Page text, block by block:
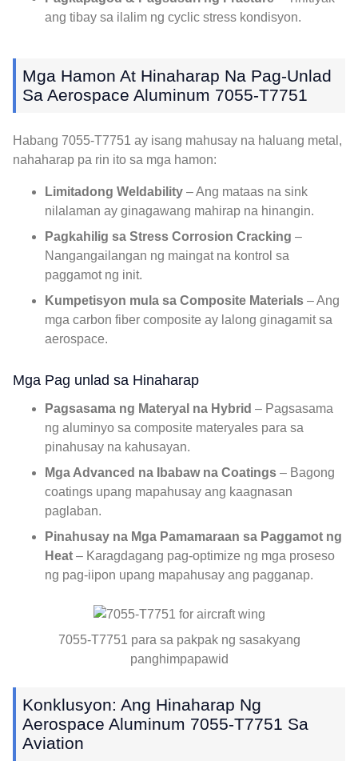
ang tibay sa ilalim ng cyclic stress kondisyon.
Mga Hamon At Hinaharap Na Pag-Unlad
Sa Aerospace Aluminum 7055-T7751
Habang 7055-T7751 ay isang mahusay na haluang metal,
nahaharap pa rin ito sa mga hamon:
Limitadong Weldability – Ang mataas na sink
nilalaman ay ginagawang mahirap na hinangin.
Pagkahilig sa Stress Corrosion Cracking –
Nangangailangan ng maingat na kontrol sa
paggamot ng init.
Kumpetisyon mula sa Composite Materials – Ang
mga carbon fiber composite ay lalong ginagamit sa
aerospace.
Mga Pag unlad sa Hinaharap
Pagsasama ng Materyal na Hybrid – Pagsasama
ng aluminyo sa composite materyales para sa
pinahusay na kahusayan.
Mga Advanced na Ibabaw na Coatings – Bagong
coatings upang mapahusay ang kaagnasan
paglaban.
Pinahusay na Mga Pamamaraan sa Paggamot ng
Heat – Karagdagang pag-optimize ng mga proseso
ng pag-iipon upang mapahusay ang pagganap.
7055-T7751 para sa pakpak ng sasakyang
panghimpapawid
Konklusyon: Ang Hinaharap Ng
Aerospace Aluminum 7055-T7751 Sa
Aviation